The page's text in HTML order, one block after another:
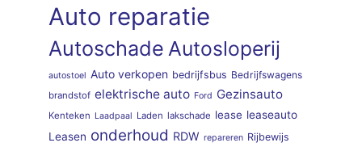
Auto reparatie
Autoschade Autosloperij
autostoel Auto verkopen bedrijfsbus Bedrijfswagens
brandstof elektrische auto Ford Gezinsauto
Kenteken Laadpaal Laden lakschade lease leaseauto
Leasen onderhoud RDW repareren Rijbewijs